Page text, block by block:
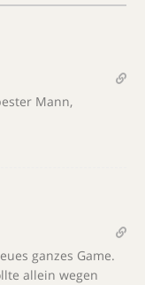
Mann,
ganzes Game.
allein wegen